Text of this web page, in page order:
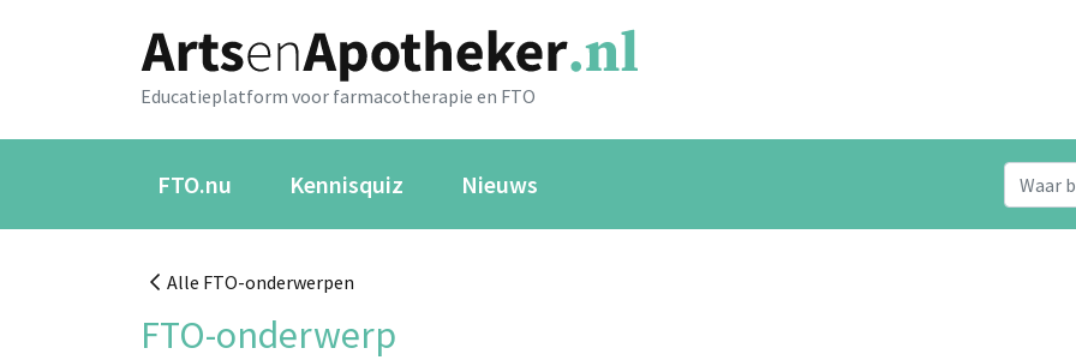
Educatieplatform voor farmacotherapie en FTO
FTO.nu Kennisquiz Nieuws
Alle FTO-onderwerpen
FTO-onderwerp